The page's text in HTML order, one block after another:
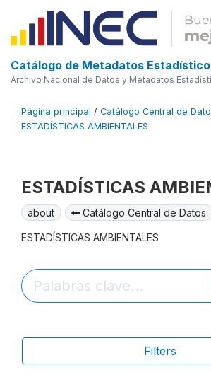
Catálogo de Metadatos
Archivo Nacional de Datos y Metadatos
Página principal / Catálogo Central de
ESTADÍSTICAS AMBIENTALES
ESTADÍSTICAS
about Catálogo Central de Datos
ESTADÍSTICAS AMBIENTALES
Filters